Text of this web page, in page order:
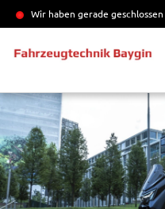
Wir haben gerade geschlossen